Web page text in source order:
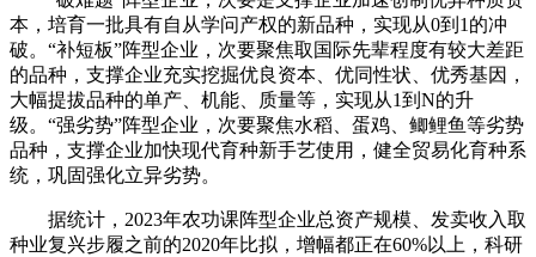
本，培育一批具有自从学问产权的新品种，实现从0到1的冲
破。“补短板”阵型企业，次要聚焦取国际先辈程度有较大差距
的品种，支撑企业充实挖掘优良资本、优同性状、优秀基因，
大幅提拔品种的单产、机能、质量等，实现从1到N的升
级。“强劣势”阵型企业，次要聚焦水稻、蛋鸡、鲫鲤鱼等劣势
品种，支撑企业加快现代育种新手艺使用，健全贸易化育种系
统，巩固强化立异劣势。
据统计，2023年农功课阵型企业总资产规模、发卖收入取
种业复兴步履之前的2020年比拟，增幅都正在60%以上，科研